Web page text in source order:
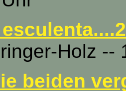
Holz --
beiden